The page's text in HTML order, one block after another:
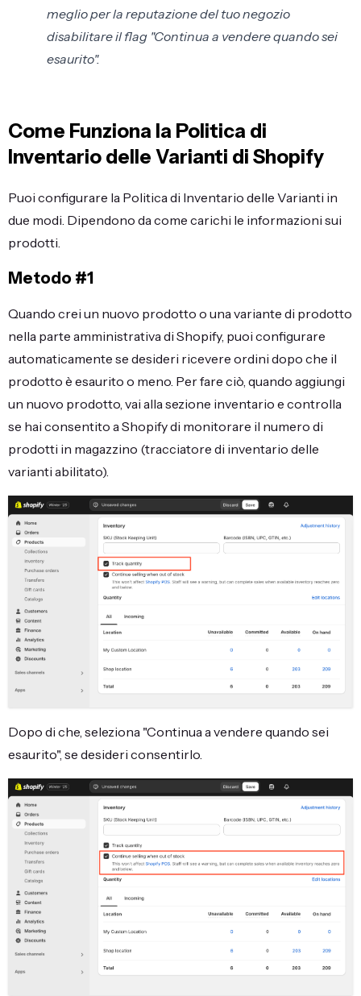
meglio per la reputazione del tuo negozio
disabilitare il flag "Continua a vendere quando sei
esaurito".
Come Funziona la Politica di
Inventario delle Varianti di Shopify
Puoi configurare la Politica di Inventario delle Varianti in
due modi. Dipendono da come carichi le informazioni sui
prodotti.
Metodo #1
Quando crei un nuovo prodotto o una variante di prodotto
nella parte amministrativa di Shopify, puoi configurare
automaticamente se desideri ricevere ordini dopo che il
prodotto è esaurito o meno. Per fare ciò, quando aggiungi
un nuovo prodotto, vai alla sezione inventario e controlla
se hai consentito a Shopify di monitorare il numero di
prodotti in magazzino (tracciatore di inventario delle
varianti abilitato).
Dopo di che, seleziona "Continua a vendere quando sei
esaurito", se desideri consentirlo.